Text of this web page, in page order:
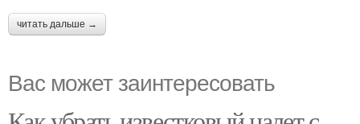
читать дальше →
Вас может заинтересовать